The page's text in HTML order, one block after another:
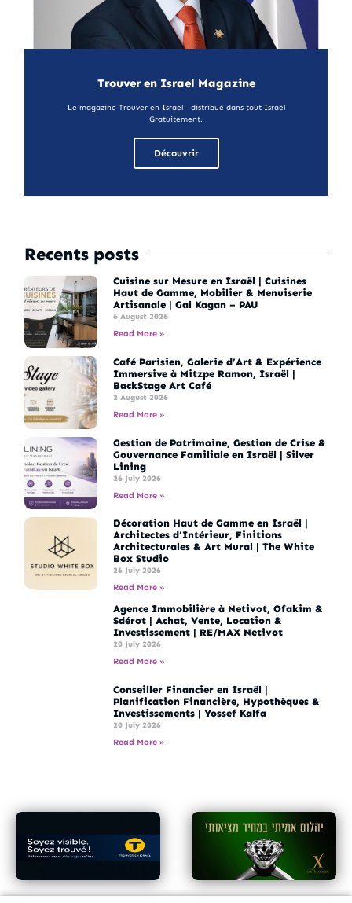
Trouver en Israel Magazine
Le magazine Trouver en Israel - distribué dans tout Israël
Gratuitement.
Découvrir
Recents posts
Cuisine sur Mesure en Israël | Cuisines
Haut de Gamme, Mobilier & Menuiserie
Artisanale | Gal Kagan – PAU
6 August 2026
Read More »
Café Parisien, Galerie d’Art & Expérience
Immersive à Mitzpe Ramon, Israël |
BackStage Art Café
2 August 2026
Read More »
Gestion de Patrimoine, Gestion de Crise &
Gouvernance Familiale en Israël | Silver
Lining
26 July 2026
Read More »
Décoration Haut de Gamme en Israël |
Architectes d’Intérieur, Finitions
Architecturales & Art Mural | The White
Box Studio
26 July 2026
Read More »
Agence Immobilière à Netivot, Ofakim &
Sdérot | Achat, Vente, Location &
Investissement | RE/MAX Netivot
20 July 2026
Read More »
Conseiller Financier en Israël |
Planification Financière, Hypothèques &
Investissements | Yossef Kalfa
20 July 2026
Read More »